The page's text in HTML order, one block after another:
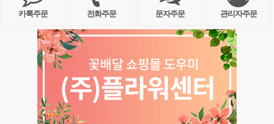
카톡주문 전화주문 문자주문 관리자주문